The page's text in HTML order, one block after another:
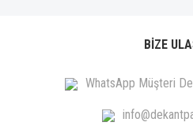
BİZE
WhatsApp Müşteri